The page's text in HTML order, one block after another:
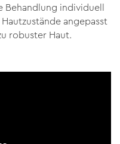
Behandlung individuell
angepasst
robuster Haut.